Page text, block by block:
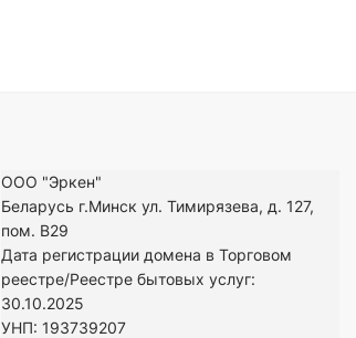
ООО "Эркен"
Беларусь г.Минск ул. Тимирязева, д. 127,
пом. В29
Дата регистрации домена в Торговом
реестре/Реестре бытовых услуг:
30.10.2025
УНП: 193739207